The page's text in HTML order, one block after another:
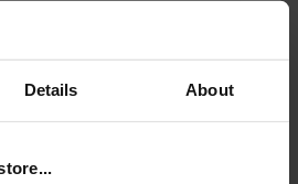
Details About
unserer Kunden unterliegen
Produkte regelmäßigen
zu gewährleisten und